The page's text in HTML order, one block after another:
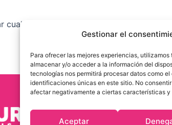
Gestionar el
Para ofrecer las mejores experiencias,
almacenar y/o acceder a la información del
tecnologías nos permitirá procesar datos como
identificaciones únicas en este sitio. No
afectar negativamente a ciertas características y
Aceptar
comentario sobre este sitio Web,